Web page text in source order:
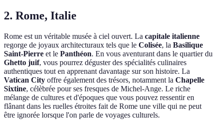
2. Rome, Italie
Rome est un véritable musée à ciel ouvert. La capitale italienne
regorge de joyaux architecturaux tels que le Colisée, la Basilique
Saint-Pierre et le Panthéon. En vous aventurant dans le quartier du
Ghetto juif, vous pourrez déguster des spécialités culinaires
authentiques tout en apprenant davantage sur son histoire. La
Vatican City offre également des trésors, notamment la Chapelle
Sixtine, célèbrée pour ses fresques de Michel-Ange. Le riche
mélange de cultures et d'époques que vous pouvez ressentir en
flânant dans les ruelles étroites fait de Rome une ville qui ne peut
être ignorée lorsque l'on parle de voyages culturels.